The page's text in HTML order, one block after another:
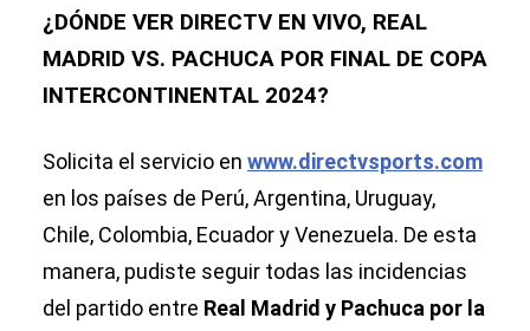
¿DÓNDE VER DIRECTV EN VIVO, REAL
MADRID VS. PACHUCA POR FINAL DE COPA
INTERCONTINENTAL 2024?
Solicita el servicio en www.directvsports.com
en los países de Perú, Argentina, Uruguay,
Chile, Colombia, Ecuador y Venezuela. De esta
manera, pudiste seguir todas las incidencias
del partido entre Real Madrid y Pachuca por la